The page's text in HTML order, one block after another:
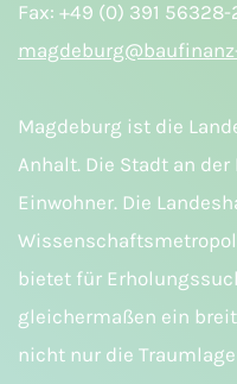
Fax: +49 (0) 391 56328-
Magdeburg ist die
Anhalt. Die Stadt an
Einwohner. Die
bietet für
gleichermaßen ein
nicht nur die